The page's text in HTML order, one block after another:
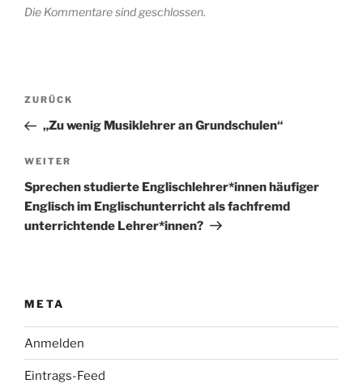
Die Kommentare sind geschlossen.
Beitragsnavigation
Vorheriger
Beitrag
ZURÜCK
„Zu wenig Musiklehrer an Grundschulen“
Nächster
Beitrag
WEITER
Sprechen studierte Englischlehrer*innen häufiger
Englisch im Englischunterricht als fachfremd
unterrichtende Lehrer*innen?
META
Anmelden
Eintrags-Feed